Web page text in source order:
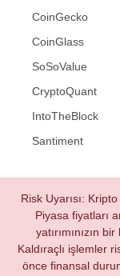
CoinGecko
CoinGlass
SoSoValue
CryptoQuant
IntoTheBlock
Santiment
Risk Uyarısı:
Piyasa fiyatları
yatırımınızın
Kaldıraçlı işlemler
önce finansal